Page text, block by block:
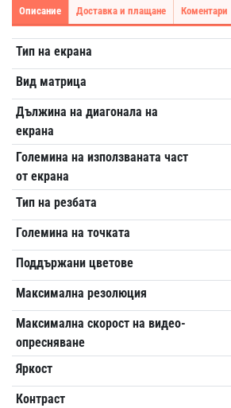
Описание Доставка и плащане Коментари
Тип на екрана
Вид матрица
Дължина на диагонала на
екрана
Големина на използваната част
от екрана
Тип на резбата
Големина на точката
Поддържани цветове
Максимална резолюция
Максимална скорост на видео-
опресняване
Яркост
Контраст